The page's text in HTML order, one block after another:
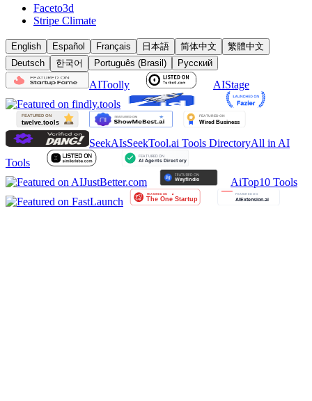
Faceto3d
Stripe Climate
English Español Français 日本語 简体中文
繁體中文
Deutsch
한국어 Português (Brasil) Русский
AIToolly AIStage
SeekAIsSeekTool.ai Tools DirectoryAll in AI
Tools
AiTop10 Tools